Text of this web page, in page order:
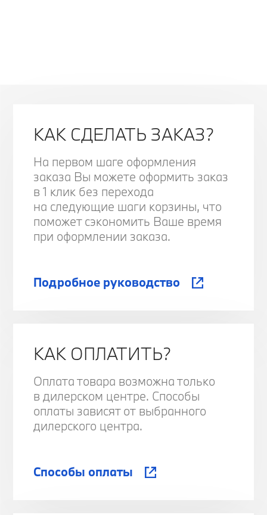
КАК СДЕЛАТЬ ЗАКАЗ?
На первом шаге оформления
заказа Вы можете оформить заказ
в 1 клик без перехода
на следующие шаги корзины, что
поможет сэкономить Ваше время
при оформлении заказа.
Подробное руководство
КАК ОПЛАТИТЬ?
Оплата товара возможна только
в дилерском центре. Способы
оплаты зависят от выбранного
дилерского центра.
Способы оплаты